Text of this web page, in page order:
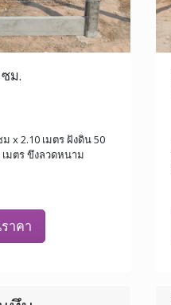
ม.
x 2.10 เมตร ฝังดิน 50
เมตร ขึงลวดหนาม
าคา